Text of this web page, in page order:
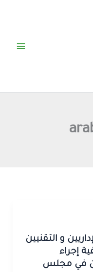
و التقنيين
إجراء
في مجلس